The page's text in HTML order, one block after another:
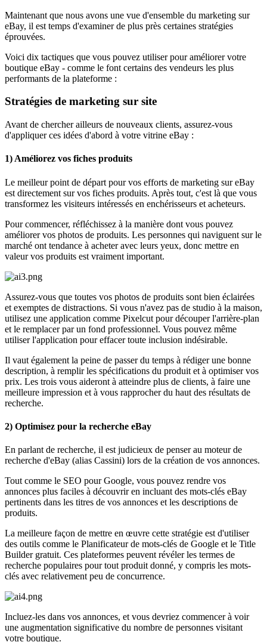
Maintenant que nous avons une vue d'ensemble du marketing sur
eBay, il est temps d'examiner de plus près certaines stratégies
éprouvées.
Voici dix tactiques que vous pouvez utiliser pour améliorer votre
boutique eBay - comme le font certains des vendeurs les plus
performants de la plateforme :
Stratégies de marketing sur site
Avant de chercher ailleurs de nouveaux clients, assurez-vous
d'appliquer ces idées d'abord à votre vitrine eBay :
1) Améliorez vos fiches produits
Le meilleur point de départ pour vos efforts de marketing sur eBay
est directement sur vos fiches produits. Après tout, c'est là que vous
transformez les visiteurs intéressés en enchérisseurs et acheteurs.
Pour commencer, réfléchissez à la manière dont vous pouvez
améliorer vos photos de produits. Les personnes qui naviguent sur le
marché ont tendance à acheter avec leurs yeux, donc mettre en
valeur vos produits est vraiment important.
Assurez-vous que toutes vos photos de produits sont bien éclairées
et exemptes de distractions. Si vous n'avez pas de studio à la maison,
utilisez une application comme Pixelcut pour découper l'arrière-plan
et le remplacer par un fond professionnel. Vous pouvez même
utiliser l'application pour effacer toute inclusion indésirable.
Il vaut également la peine de passer du temps à rédiger une bonne
description, à remplir les spécifications du produit et à optimiser vos
prix. Les trois vous aideront à atteindre plus de clients, à faire une
meilleure impression et à vous rapprocher du haut des résultats de
recherche.
2) Optimisez pour la recherche eBay
En parlant de recherche, il est judicieux de penser au moteur de
recherche d'eBay (alias Cassini) lors de la création de vos annonces.
Tout comme le SEO pour Google, vous pouvez rendre vos
annonces plus faciles à découvrir en incluant des mots-clés eBay
pertinents dans les titres de vos annonces et les descriptions de
produits.
La meilleure façon de mettre en œuvre cette stratégie est d'utiliser
des outils comme le Planificateur de mots-clés de Google et le Title
Builder gratuit. Ces plateformes peuvent révéler les termes de
recherche populaires pour tout produit donné, y compris les mots-
clés avec relativement peu de concurrence.
Incluez-les dans vos annonces, et vous devriez commencer à voir
une augmentation significative du nombre de personnes visitant
votre boutique.